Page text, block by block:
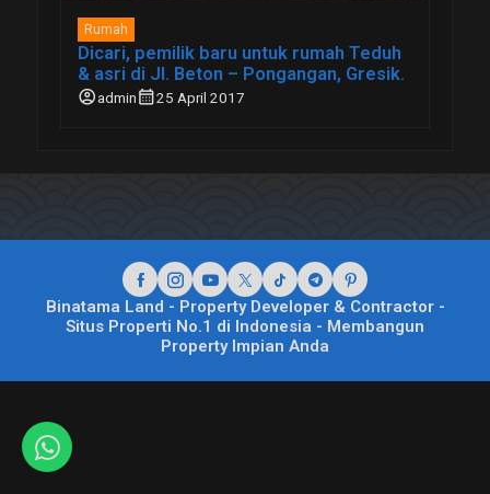
Rumah
Dicari, pemilik baru untuk rumah Teduh
& asri di Jl. Beton – Pongangan, Gresik.
account_circleadmincalendar_month25 April 2017
Binatama Land - Property Developer & Contractor -
Situs Properti No.1 di Indonesia - Membangun
Property Impian Anda